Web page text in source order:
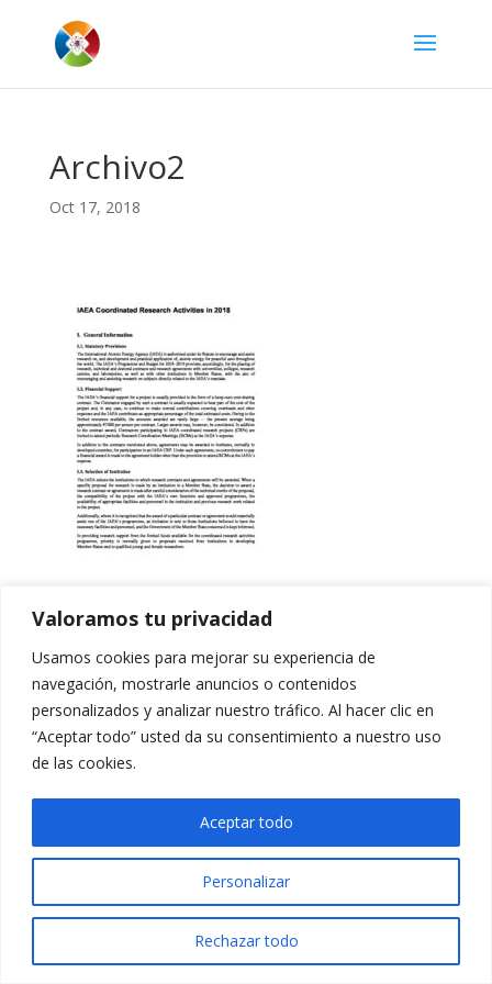
Valoramos tu privacidad
Usamos cookies para mejorar su experiencia de
navegación, mostrarle anuncios o contenidos
personalizados y analizar nuestro tráfico. Al hacer clic en
“Aceptar todo” usted da su consentimiento a nuestro uso
de las cookies.
Personalizar
Rechazar todo
Aceptar todo
Archivo2
Oct 17, 2018